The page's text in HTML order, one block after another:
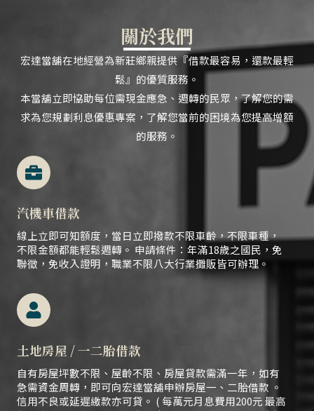
關於我們
宏達當舖在地經營為新莊鄉親提供『借款最容易，還款最輕
鬆』的優質服務。
本當舖立即協助每位需現金應急、 週轉的民眾，了解您的需
求為您規劃利息優惠專案，了解您當前的困境為您提高增額
的服務。
汽機車借款
線上立即可知額度，當日立即撥款不限車齡，不限車種，
不限金額都能輕鬆週轉。 申請條件：年滿18歲之國民，免
聯徵，免收入證明，職業不限八大行業攤販皆可辦理。
土地房屋 / 一二胎借款
自有房屋坪數不限、屋齡不限、房屋貸款需滿一年，如有
急需資金周轉，即可向宏達當舖申辦房屋一、二胎借款 。
信用不良或延遲繳款亦可貸。 ( 每萬元月息費用200元 最高